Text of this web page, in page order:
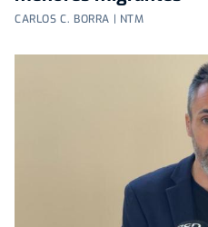
CARLOS C. BORRA | NTM